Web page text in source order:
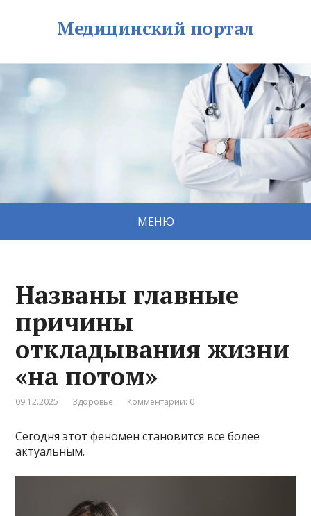
Медицинский портал
МЕНЮ
Названы главные
причины
откладывания жизни
«на потом»
09.12.2025 Здоровье Комментарии: 0
Сегодня этот феномен становится все более
актуальным.